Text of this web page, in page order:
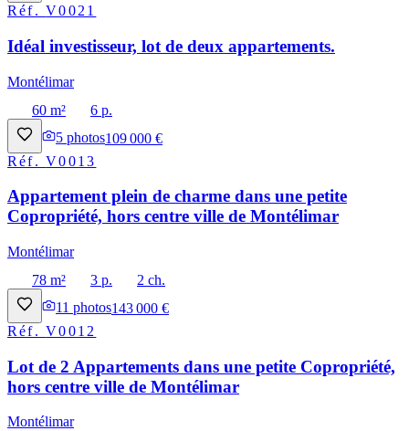
Réf.V0021
Idéal investisseur, lot de deux appartements.
Montélimar
60 m²
6 p.
5 photos109 000 €
Réf.V0013
Appartement plein de charme dans une petite
Copropriété, hors centre ville de Montélimar
Montélimar
78 m²
3 p.
2 ch.
11 photos143 000 €
Réf.V0012
Lot de 2 Appartements dans une petite Copropriété,
hors centre ville de Montélimar
Montélimar